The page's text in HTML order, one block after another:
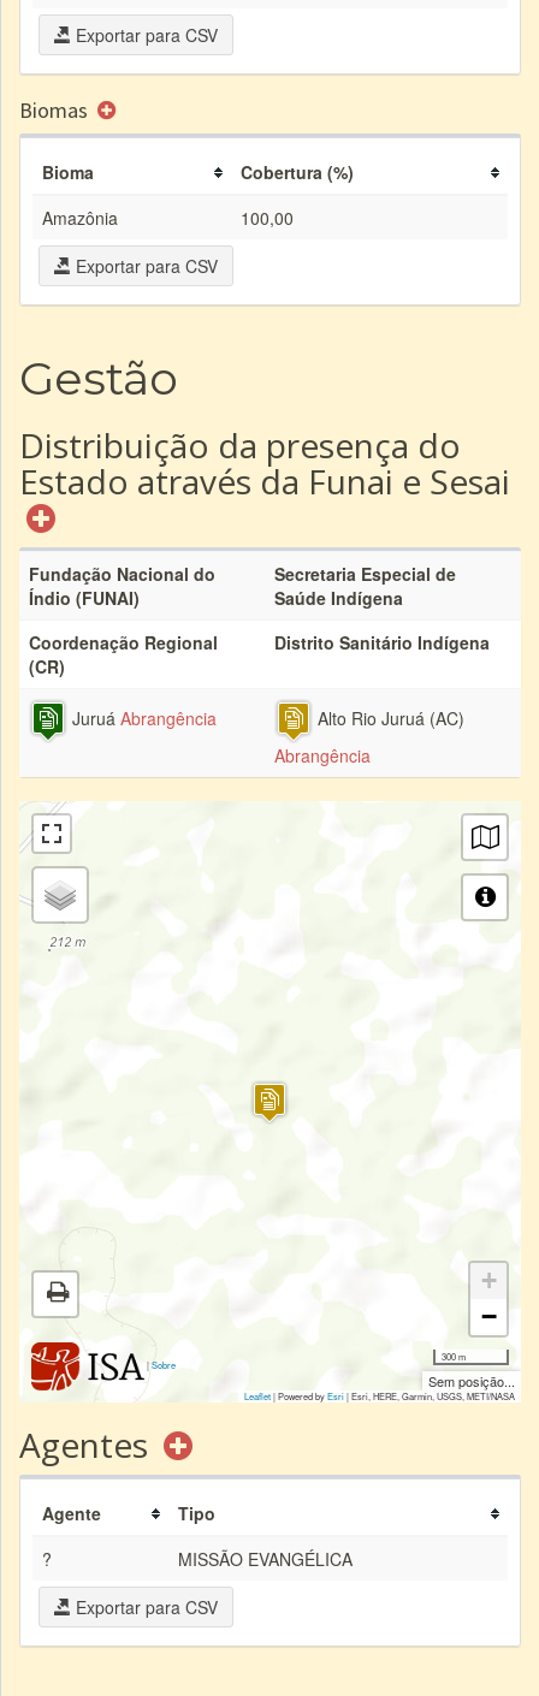
Exportar para CSV
Biomas
Bioma
Cobertura (%)
Amazônia
100,00
Exportar para CSV
Gestão
Distribuição da presença do
Estado através da Funai e Sesai
Fundação Nacional do
Índio (FUNAI)
Secretaria Especial de
Saúde Indígena
Coordenação Regional
(CR)
Distrito Sanitário Indígena
Juruá Abrangência
Alto Rio Juruá (AC)
Abrangência
|Sobre
+
−
300 m
Sem posição...
Leaflet| Powered byEsri|Esri, HERE, Garmin, USGS, METI/NASA
Agentes
Agente
Tipo
?
MISSÃO EVANGÉLICA
Exportar para CSV